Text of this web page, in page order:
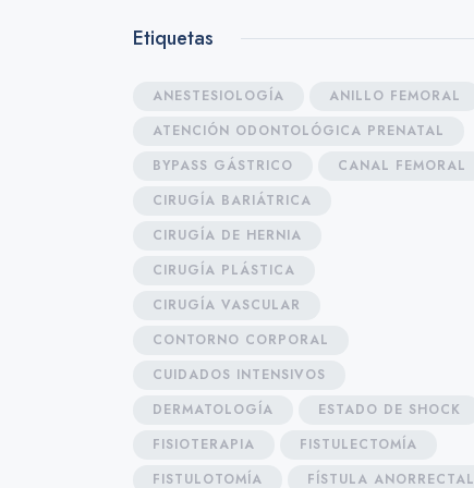
Etiquetas
ANESTESIOLOGÍA
ANILLO FEMORAL
ATENCIÓN ODONTOLÓGICA PRENATAL
BYPASS GÁSTRICO
CANAL FEMORAL
CIRUGÍA BARIÁTRICA
CIRUGÍA DE HERNIA
CIRUGÍA PLÁSTICA
CIRUGÍA VASCULAR
CONTORNO CORPORAL
CUIDADOS INTENSIVOS
DERMATOLOGÍA
ESTADO DE SHOCK
FISIOTERAPIA
FISTULECTOMÍA
FISTULOTOMÍA
FÍSTULA ANORRECTAL